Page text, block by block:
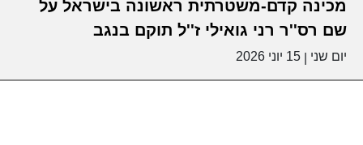
מכינה קדם-משטרתית ראשונה בישראל על
שם רס''ר רני גואילי ז''ל תוקם בנגב
יום שני 15 יוני 2026